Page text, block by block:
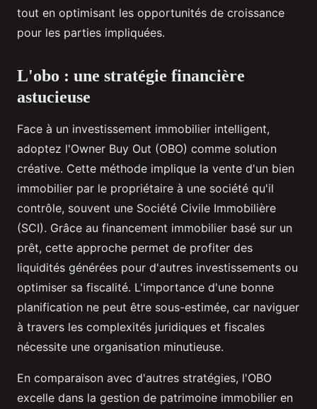
tout en optimisant les opportunités de croissance
pour les parties impliquées.
L'obo : une stratégie financière
astucieuse
Face à un investissement immobilier intelligent,
adoptez l'Owner Buy Out (OBO) comme solution
créative. Cette méthode implique la vente d'un bien
immobilier par le propriétaire à une société qu'il
contrôle, souvent une Société Civile Immobilière
(SCI). Grâce au financement immobilier basé sur un
prêt, cette approche permet de profiter des
liquidités générées pour d'autres investissements ou
optimiser sa fiscalité. L'importance d'une bonne
planification ne peut être sous-estimée, car naviguer
à travers les complexités juridiques et fiscales
nécessite une organisation minutieuse.
En comparaison avec d'autres stratégies, l'OBO
excelle dans la gestion de patrimoine immobilier en